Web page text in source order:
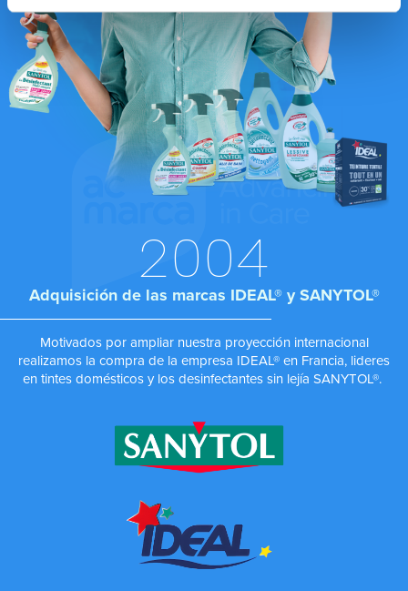
Identificar su dispositivo analizándolo activamente
para buscar características específicas (huellas
digitales)
Obtenga más información sobre cómo se procesan sus
datos personales y establezca sus preferencias en la
sección de datos . Puede cambiar o retirar su
consentimiento en cualquier momento en la Declaración
Las cookies de este sitio web se usan para personalizar
sociales y analizar el tráfico. Además, compartimos
información sobre el uso que haga del sitio web con
nuestros partners de redes sociales, publicidad y análisis
web, quienes pueden combinarla con otra información
que les haya proporcionado o que hayan recopilado a
partir del uso que haya hecho de sus servicios.
2004
Adquisición de las marcas IDEAL® y SANYTOL®
Motivados por ampliar nuestra proyección internacional
realizamos la compra de la empresa IDEAL® en Francia, lideres
en tintes domésticos y los desinfectantes sin lejía SANYTOL®.